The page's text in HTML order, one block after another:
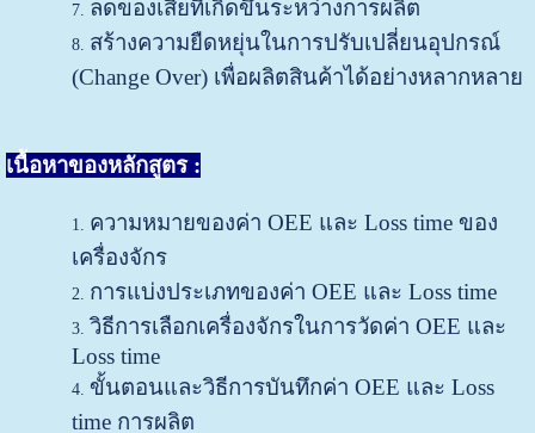
ลดของเสียที่เกิดขึ้นระหว่างการผลิต
สร้างความยืดหยุ่นในการปรับเปลี่ยนอุปกรณ์
(Change Over) เพื่อผลิตสินค้าได้อย่างหลากหลาย
เนื้อหาของหลักสูตร :
ความหมายของค่า OEE และ Loss time ของ
เครื่องจักร
การแบ่งประเภทของค่า OEE และ Loss time
วิธีการเลือกเครื่องจักรในการวัดค่า OEE และ
Loss time
ขั้นตอนและวิธีการบันทึกค่า OEE และ Loss
time การผลิต